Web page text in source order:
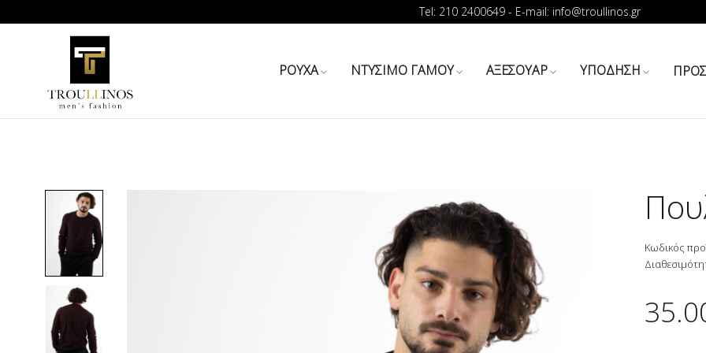
Tel: 210 2400649 - E-mail: info@troullinos.gr
ΡΟΥΧΑ ΝΤΥΣΙΜΟ ΓΑΜΟΥ ΑΞΕΣΟΥΑΡ ΥΠΟΔΗΣΗ
Κωδικός